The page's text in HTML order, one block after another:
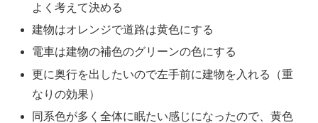
よく考えて決める
建物はオレンジで道路は黄色にする
電車は建物の補色のグリーンの色にする
更に奥行を出したいので左手前に建物を入れる（重
なりの効果）
同系色が多く全体に眠たい感じになったので、黄色